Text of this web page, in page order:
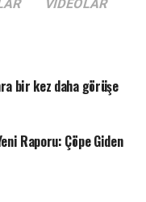
VIDEOLAR
bir kez daha görüşe
Raporu: Çöpe Giden